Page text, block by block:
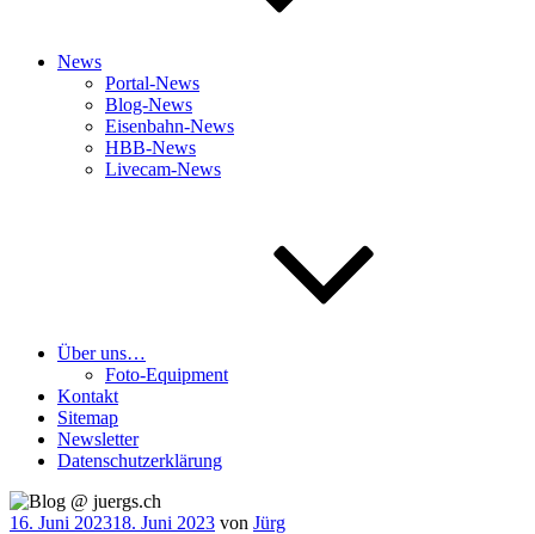
News
Portal-News
Blog-News
Eisenbahn-News
HBB-News
Livecam-News
Über uns…
Foto-Equipment
Kontakt
Sitemap
Newsletter
Datenschutzerklärung
Veröffentlicht
16. Juni 202318. Juni 2023 von Jürg